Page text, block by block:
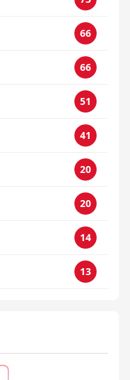
66
66
51
41
20
20
14
13